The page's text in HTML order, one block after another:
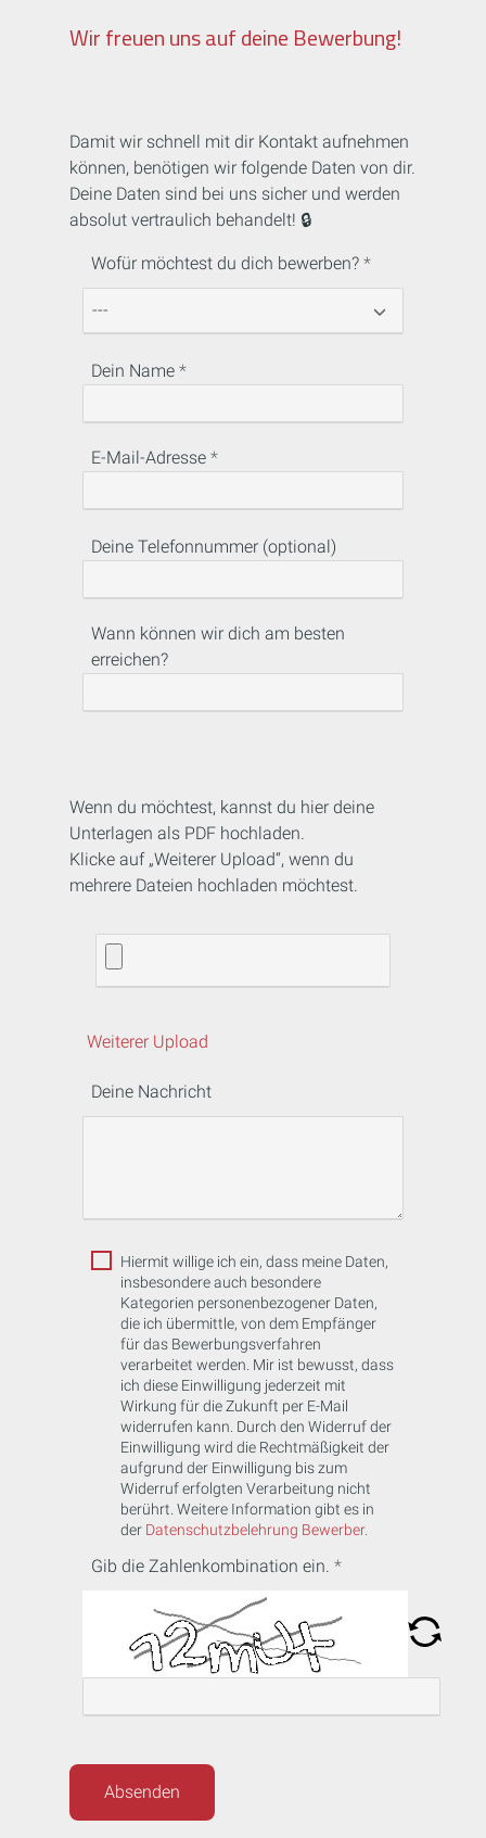
Wir freuen uns auf deine Bewerbung!
Damit wir schnell mit dir Kontakt aufnehmen
können, benötigen wir folgende Daten von dir.
Deine Daten sind bei uns sicher und werden
absolut vertraulich behandelt! 🔒
Wofür möchtest du dich bewerben?
Dein Name
E-Mail-Adresse
Deine Telefonnummer (optional)
Wann können wir dich am besten
erreichen?
Wenn du möchtest, kannst du hier deine
Unterlagen als PDF hochladen.
Klicke auf „Weiterer Upload“, wenn du
mehrere Dateien hochladen möchtest.
Weiterer Upload
Deine Nachricht
Hiermit willige ich ein, dass meine Daten,
insbesondere auch besondere
Kategorien personenbezogener Daten,
die ich übermittle, von dem Empfänger
für das Bewerbungsverfahren
verarbeitet werden. Mir ist bewusst, dass
ich diese Einwilligung jederzeit mit
Wirkung für die Zukunft per E-Mail
widerrufen kann. Durch den Widerruf der
Einwilligung wird die Rechtmäßigkeit der
aufgrund der Einwilligung bis zum
Widerruf erfolgten Verarbeitung nicht
berührt. Weitere Information gibt es in
der Datenschutzbelehrung Bewerber.
Gib die Zahlenkombination ein.
Absenden